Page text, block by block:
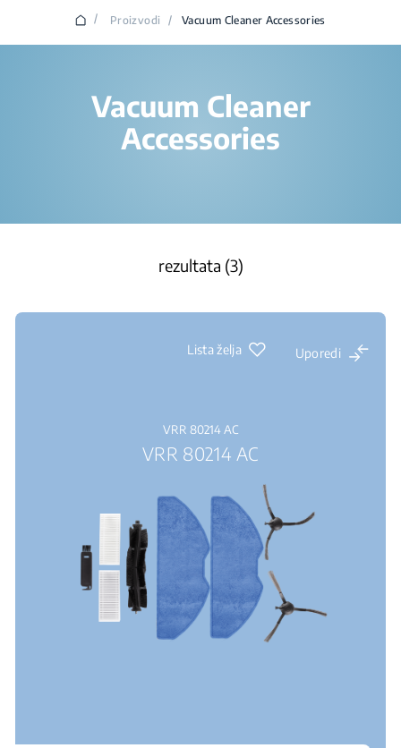
/ Proizvodi / Vacuum Cleaner Accessories
Vacuum Cleaner
Accessories
rezultata (3)
Lista želja Uporedi
VRR 80214 AC
VRR 80214 AC